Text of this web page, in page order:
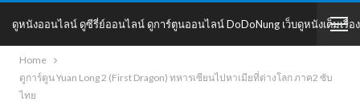
ดูหนังออนไลน์ ดูซีรี่ย์ออนไลน์ ดูการ์ตูนออนไลน์ DoDoNung เว็บดูหนังเต็มเรื่อง
DoDoNung
Home
ดูการ์ตูน Yuan Long 2 (First Dragon) ทหารเซียนไปหาเมียที่ต่างโลก ภาค2 ซับ
ไทย